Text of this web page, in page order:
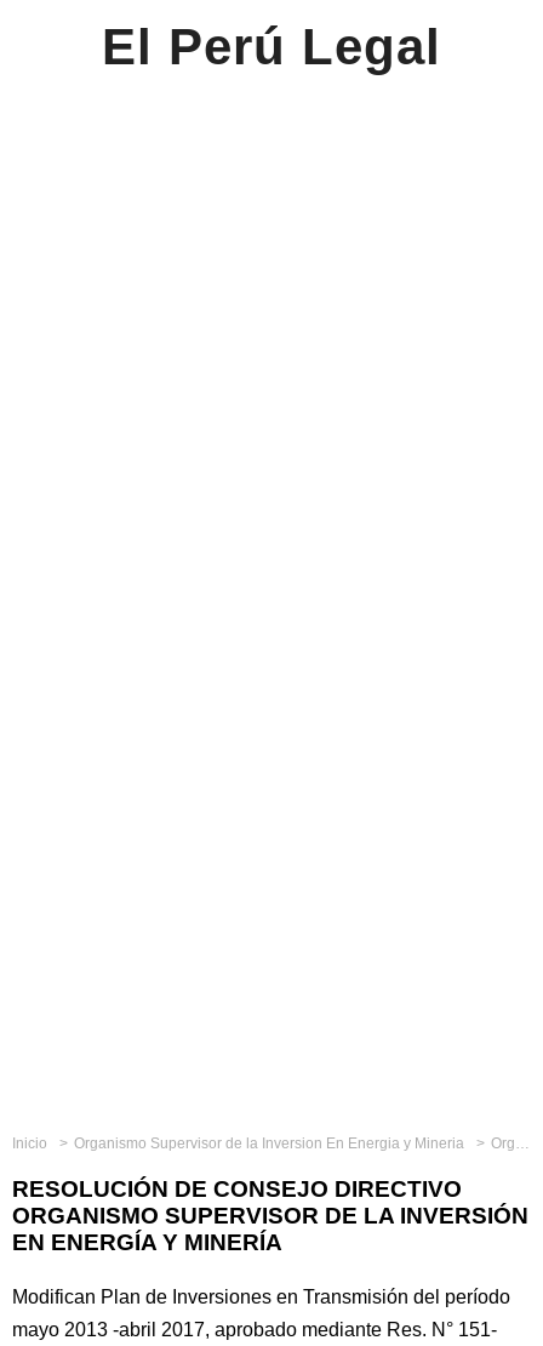
El Perú Legal
Inicio Organismo Supervisor de la Inversion En Energia y Mineria Organismos Reguladores
RESOLUCIÓN DE CONSEJO DIRECTIVO
ORGANISMO SUPERVISOR DE LA INVERSIÓN
EN ENERGÍA Y MINERÍA
Modifican Plan de Inversiones en Transmisión del período
mayo 2013 -abril 2017, aprobado mediante Res. N° 151-